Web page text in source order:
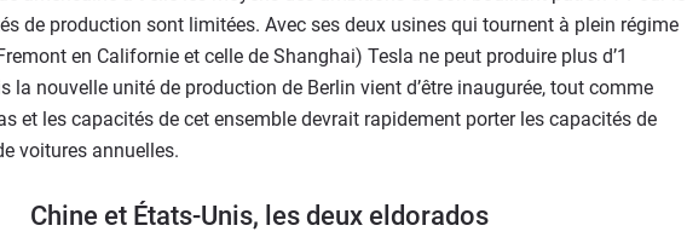
de production sont limitées. Avec ses deux usines qui tournent à plein régime
en Californie et celle de Shanghai) Tesla ne peut produire plus d’1
la nouvelle unité de production de Berlin vient d’être inaugurée, tout comme
et les capacités de cet ensemble devrait rapidement porter les capacités de
voitures annuelles.
Chine et États-Unis, les deux eldorados